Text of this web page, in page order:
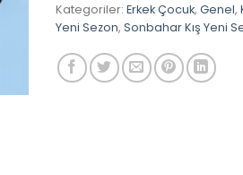
Kategoriler: Erkek Çocuk, Genel,
Yeni Sezon, Sonbahar Kış Yeni